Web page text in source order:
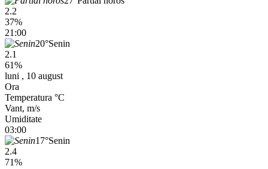
2.2
37%
21:00
20°Senin
2.1
61%
luni , 10 august
Ora
Temperatura °C
Vant, m/s
Umiditate
03:00
17°Senin
2.4
71%